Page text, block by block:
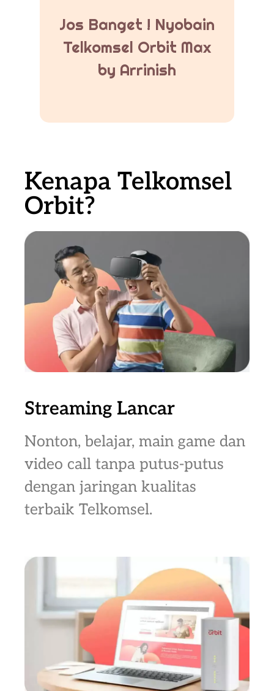
Jos Banget ! Nyobain
Telkomsel Orbit Max
by Arrinish
Kenapa Telkomsel
Orbit?
Streaming Lancar
Nonton, belajar, main game dan
video call tanpa putus-putus
dengan jaringan kualitas
terbaik Telkomsel.